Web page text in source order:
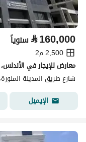
⃁160,000 سنوياً
2,500 م2
معارض للإيجار في
شارع طريق المدينة
الإيميل